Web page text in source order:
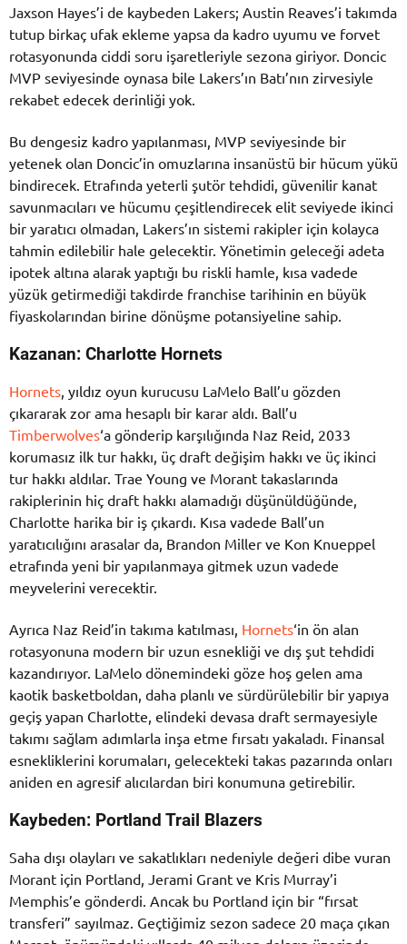
Jaxson Hayes’i de kaybeden Lakers; Austin Reaves’i takımda
tutup birkaç ufak ekleme yapsa da kadro uyumu ve forvet
rotasyonunda ciddi soru işaretleriyle sezona giriyor. Doncic
MVP seviyesinde oynasa bile Lakers’ın Batı’nın zirvesiyle
rekabet edecek derinliği yok.
Bu dengesiz kadro yapılanması, MVP seviyesinde bir
yetenek olan Doncic’in omuzlarına insanüstü bir hücum yükü
bindirecek. Etrafında yeterli şutör tehdidi, güvenilir kanat
savunmacıları ve hücumu çeşitlendirecek elit seviyede ikinci
bir yaratıcı olmadan, Lakers’ın sistemi rakipler için kolayca
tahmin edilebilir hale gelecektir. Yönetimin geleceği adeta
ipotek altına alarak yaptığı bu riskli hamle, kısa vadede
yüzük getirmediği takdirde franchise tarihinin en büyük
fiyaskolarından birine dönüşme potansiyeline sahip.
Kazanan: Charlotte Hornets
Hornets , yıldız oyun kurucusu LaMelo Ball’u gözden
çıkararak zor ama hesaplı bir karar aldı. Ball’u
Timberwolves‘a gönderip karşılığında Naz Reid, 2033
korumasız ilk tur hakkı, üç draft değişim hakkı ve üç ikinci
tur hakkı aldılar. Trae Young ve Morant takaslarında
rakiplerinin hiç draft hakkı alamadığı düşünüldüğünde,
Charlotte harika bir iş çıkardı. Kısa vadede Ball’un
yaratıcılığını arasalar da, Brandon Miller ve Kon Knueppel
etrafında yeni bir yapılanmaya gitmek uzun vadede
meyvelerini verecektir.
Ayrıca Naz Reid’in takıma katılması, Hornets‘in ön alan
rotasyonuna modern bir uzun esnekliği ve dış şut tehdidi
kazandırıyor. LaMelo dönemindeki göze hoş gelen ama
kaotik basketboldan, daha planlı ve sürdürülebilir bir yapıya
geçiş yapan Charlotte, elindeki devasa draft sermayesiyle
takımı sağlam adımlarla inşa etme fırsatı yakaladı. Finansal
esnekliklerini korumaları, gelecekteki takas pazarında onları
aniden en agresif alıcılardan biri konumuna getirebilir.
Kaybeden: Portland Trail Blazers
Saha dışı olayları ve sakatlıkları nedeniyle değeri dibe vuran
Morant için Portland, Jerami Grant ve Kris Murray’i
Memphis’e gönderdi. Ancak bu Portland için bir “fırsat
transferi” sayılmaz. Geçtiğimiz sezon sadece 20 maça çıkan